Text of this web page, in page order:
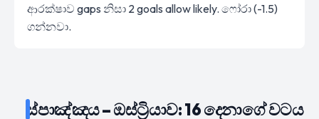
ආරක්ෂාව gaps නිසා 2 goals allow likely. ෆෝරා (-1.5)
ගන්නවා.
ස්පාඤ්ඤය – ඔස්ට්‍රියාව: 16 දෙනාගේ වටය